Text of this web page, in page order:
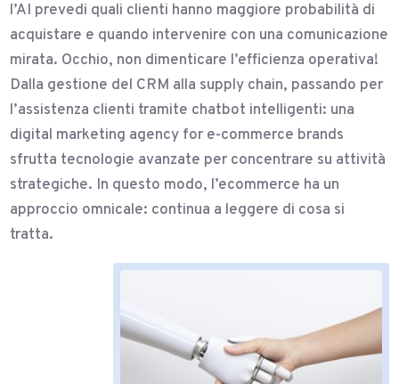
l’AI prevedi quali clienti hanno maggiore probabilità di
acquistare e quando intervenire con una comunicazione
mirata. Occhio, non dimenticare l’efficienza operativa!
Dalla gestione del CRM alla supply chain, passando per
l’assistenza clienti tramite chatbot intelligenti: una
digital marketing agency for e-commerce brands
sfrutta tecnologie avanzate per concentrare su attività
strategiche. In questo modo, l’ecommerce ha un
approccio omnicale: continua a leggere di cosa si
tratta.